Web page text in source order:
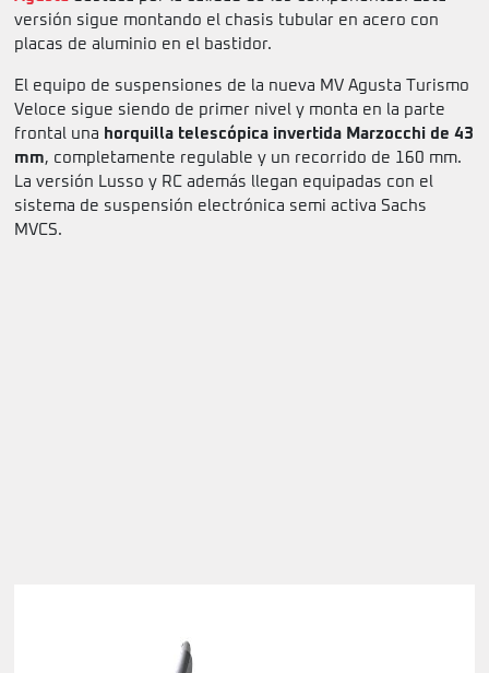
versión sigue montando el chasis tubular en acero con
placas de aluminio en el bastidor.
El equipo de suspensiones de la nueva MV Agusta Turismo
Veloce sigue siendo de primer nivel y monta en la parte
frontal una horquilla telescópica invertida Marzocchi de 43
mm, completamente regulable y un recorrido de 160 mm.
La versión Lusso y RC además llegan equipadas con el
sistema de suspensión electrónica semi activa Sachs
MVCS.